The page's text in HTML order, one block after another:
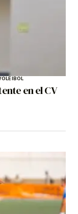
en el CV